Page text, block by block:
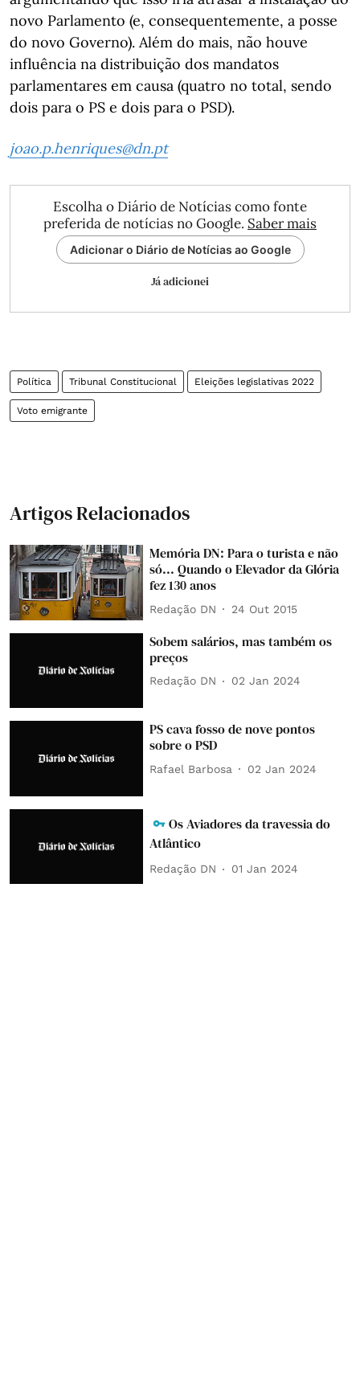
novo Parlamento (e, consequentemente, a posse
do novo Governo). Além do mais, não houve
influência na distribuição dos mandatos
parlamentares em causa (quatro no total, sendo
dois para o PS e dois para o PSD).
joao.p.henriques@dn.pt
Escolha o Diário de Notícias como fonte
preferida de notícias no Google. Saber mais
Adicionar o Diário de Notícias ao Google
Já adicionei
Política Tribunal Constitucional Eleições legislativas 2022
Voto emigrante
Artigos Relacionados
Memória DN: Para o turista e não
só... Quando o Elevador da Glória
fez 130 anos
Redação DN 24 Out 2015
Sobem salários, mas também os
preços
Redação DN 02 Jan 2024
PS cava fosso de nove pontos
sobre o PSD
Rafael Barbosa 02 Jan 2024
Os Aviadores da travessia do
Atlântico
Redação DN 01 Jan 2024